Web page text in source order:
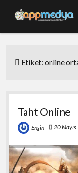
Hakkımızda
twitterfacebook
Etiket:online
Taht Online
Engin 20